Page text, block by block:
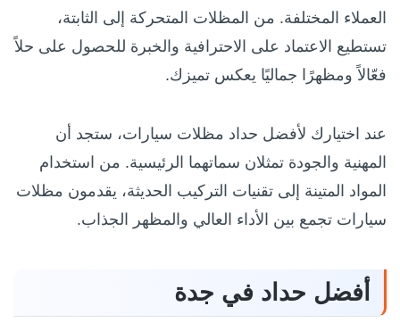
العملاء المختلفة. من المظلات المتحركة إلى الثابتة،
تستطيع الاعتماد على الاحترافية والخبرة للحصول على حلاً
فعّالاً ومظهرًا جماليًا يعكس تميزك.
عند اختيارك لأفضل حداد مظلات سيارات، ستجد أن
المهنية والجودة تمثلان سماتهما الرئيسية. من استخدام
المواد المتينة إلى تقنيات التركيب الحديثة، يقدمون مظلات
سيارات تجمع بين الأداء العالي والمظهر الجذاب.
أفضل حداد في جدة